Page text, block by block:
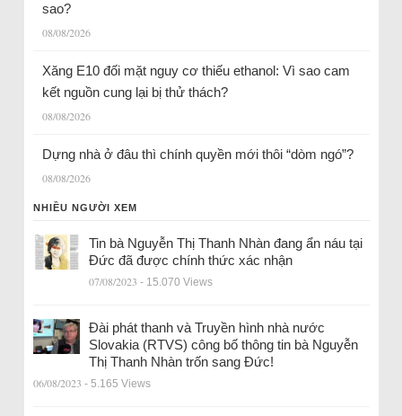
sao?
08/08/2026
Xăng E10 đối mặt nguy cơ thiếu ethanol: Vì sao cam
kết nguồn cung lại bị thử thách?
08/08/2026
Dựng nhà ở đâu thì chính quyền mới thôi “dòm ngó”?
08/08/2026
NHIỀU NGƯỜI XEM
Tin bà Nguyễn Thị Thanh Nhàn đang ẩn náu tại
Đức đã được chính thức xác nhận
07/08/2023 - 15.070 Views
Đài phát thanh và Truyền hình nhà nước
Slovakia (RTVS) công bố thông tin bà Nguyễn
Thị Thanh Nhàn trốn sang Đức!
06/08/2023 - 5.165 Views